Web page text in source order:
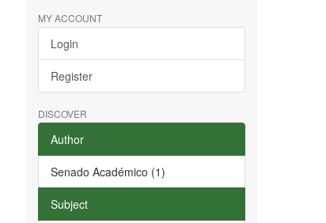
MY ACCOUNT
Login
Register
DISCOVER
Author
Senado Académico (1)
Subject